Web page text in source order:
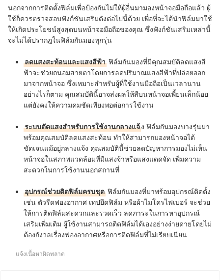
นอกจากการติดตั้งฟิล์มเพื่อป้องกันไม่ให้ผู้อื่นมามองหน้าจอมือถือแล้ว ผู้
ใช้ก็ควรตรวจสอบฟังก์ชันเสริมดังต่อไปนี้ด้วย เพื่อที่จะได้นำฟิล์มมาใช้
ให้เกิดประโยชน์สูงสุดบนหน้าจอมือถือของคุณ ซึ่งฟังก์ชันเสริมเหล่านี้
จะไม่ได้ปรากฎในฟิล์มกันมองทุกรุ่น
ลดแสงสะท้อนและแสงสีฟ้า ฟิล์มกันมองที่มีคุณสมบัติลดแสงสี
ฟ้าจะช่วยถนอมสายตาโดยการลดปริมาณแสงสีฟ้าที่ปล่อยออก
มาจากหน้าจอ ซึ่งเหมาะสำหรับผู้ที่ใช้งานมือถือเป็นเวลานาน
อย่างไรก็ตาม คุณสมบัตินี้อาจส่งผลให้สีบนหน้าจอเพี้ยนเล็กน้อย
แต่ยังคงให้ความคมชัดเพียงพอต่อการใช้งาน
ระบบตัดแสงสำหรับการใช้งานกลางแจ้ง ฟิล์มกันมองบางรุ่นมา
พร้อมคุณสมบัติลดแสงสะท้อน ทำให้สามารถมองหน้าจอได้
ชัดเจนแม้อยู่กลางแจ้ง คุณสมบัตินี้ช่วยลดปัญหาการมองไม่เห็น
หน้าจอในสภาพแวดล้อมที่มีแสงจ้าหรือแสงแดดจัด เพิ่มความ
สะดวกในการใช้งานนอกสถานที่
อุปกรณ์ช่วยติดฟิล์มครบชุด ฟิล์มกันมองที่มาพร้อมอุปกรณ์ติดตั้ง
เช่น ตัวรีดฟองอากาศ เทปยึดฟิล์ม หรือผ้าไมโครไฟเบอร์ จะช่วย
ให้การติดฟิล์มสะดวกและรวดเร็ว ลดภาระในการหาอุปกรณ์
เสริมเพิ่มเติม ผู้ใช้งานสามารถติดฟิล์มได้เองอย่างง่ายดายโดยไม่
ต้องกังวลเรื่องฟองอากาศหรือการติดฟิล์มที่ไม่เรียบเนียน
แจ้งเนื้อหาผิดพลาด